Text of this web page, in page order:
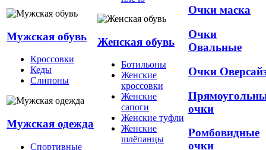
Мужская обувь
Кроссовки
Кеды
Слипоны
Мужская одежда
Спортивные
Женская обувь
Ботильоны
Женские
кроссовки
Женские
сапоги
Женские туфли
Женские
шлёпанцы
Очки маска
Очки
Овальные
Очки
очки
Ромбовидные
очки